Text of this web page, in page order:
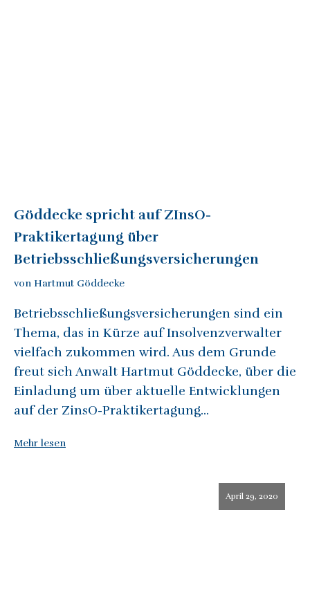
Göddecke spricht auf ZInsO-
Praktikertagung über
Betriebsschließungsversicherungen
von Hartmut Göddecke
Betriebsschließungsversicherungen sind ein
Thema, das in Kürze auf Insolvenzverwalter
vielfach zukommen wird. Aus dem Grunde
freut sich Anwalt Hartmut Göddecke, über die
Einladung um über aktuelle Entwicklungen
auf der ZinsO-Praktikertagung...
Mehr lesen
April 29, 2020